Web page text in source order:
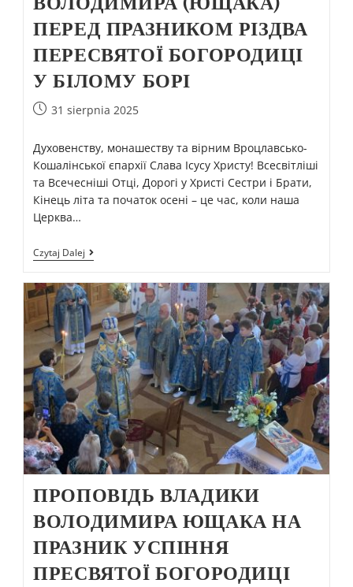
ПЕРЕД ПРАЗНИКОМ РІЗДВА
ПЕРЕСВЯТОЇ БОГОРОДИЦІ
У БІЛОМУ БОРІ
31 sierpnia 2025
Духовенству, монашеству та вірним Вроцлавсько-
Кошалінської єпархії Слава Ісусу Христу! Всесвітліші
та Всечесніші Отці, Дорогі у Христі Сестри і Брати,
Кінець літа та початок осені – це час, коли наша
Церква…
Czytaj Dalej
ПРОПОВІДЬ ВЛАДИКИ
ВОЛОДИМИРА ЮЩАКА НА
ПРАЗНИК УСПІННЯ
ПРЕСВЯТОЇ БОГОРОДИЦІ